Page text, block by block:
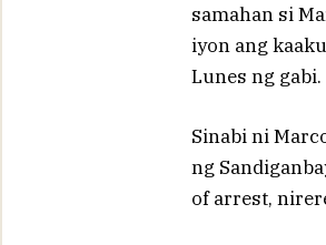
samahan si
iyon ang
Lunes ng gabi.
Sinabi ni
ng
of arrest,